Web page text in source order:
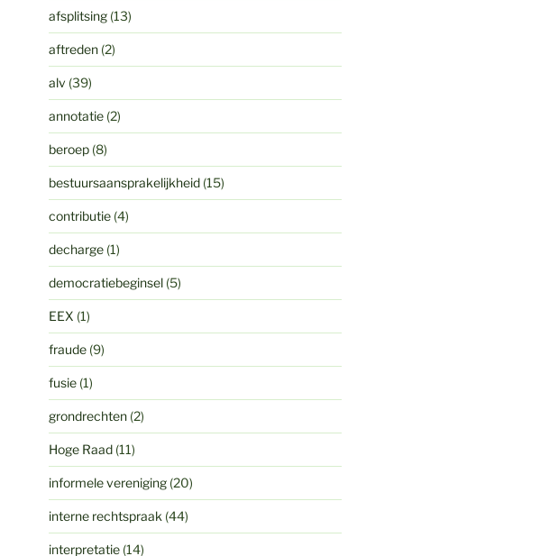
afsplitsing(13)
aftreden(2)
alv (39)
annotatie(2)
beroep(8)
bestuursaansprakelijkheid(15)
contributie(4)
decharge(1)
democratiebeginsel(5)
EEX (1)
fraude(9)
fusie(1)
grondrechten(2)
Hoge Raad(11)
informele vereniging(20)
interne rechtspraak (44)
interpretatie(14)